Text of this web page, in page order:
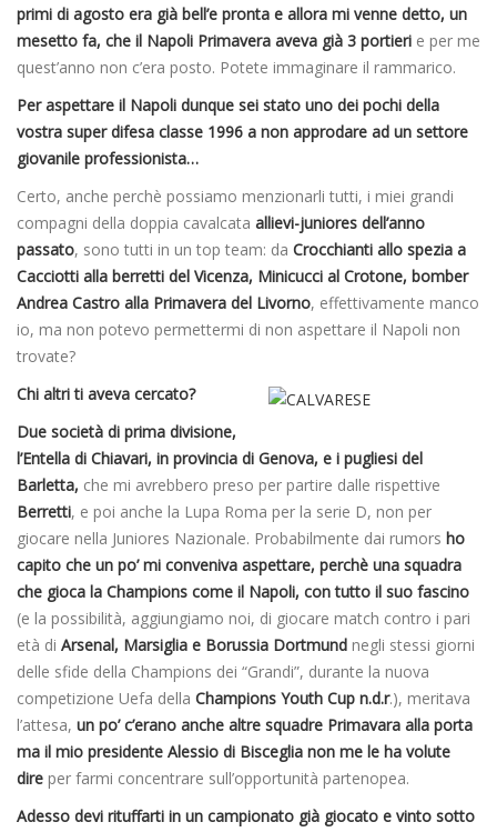
primi di agosto era già bell’e pronta e allora mi venne detto, un
mesetto fa, che il Napoli Primavera aveva già 3 portieri e per me
quest’anno non c’era posto. Potete immaginare il rammarico.
Per aspettare il Napoli dunque sei stato uno dei pochi della
vostra super difesa classe 1996 a non approdare ad un settore
giovanile professionista…
Certo, anche perchè possiamo menzionarli tutti, i miei grandi
compagni della doppia cavalcata allievi-juniores dell’anno
passato, sono tutti in un top team: da Crocchianti allo spezia a
Cacciotti alla berretti del Vicenza, Minicucci al Crotone, bomber
Andrea Castro alla Primavera del Livorno, effettivamente manco
io, ma non potevo permettermi di non aspettare il Napoli non
trovate?
Chi altri ti aveva cercato?
Due società di prima divisione,
l’Entella di Chiavari, in provincia di Genova, e i pugliesi del
Barletta, che mi avrebbero preso per partire dalle rispettive
Berretti, e poi anche la Lupa Roma per la serie D, non per
giocare nella Juniores Nazionale. Probabilmente dai rumors ho
capito che un po’ mi conveniva aspettare, perchè una squadra
che gioca la Champions come il Napoli, con tutto il suo fascino
(e la possibilità, aggiungiamo noi, di giocare match contro i pari
età di Arsenal, Marsiglia e Borussia Dortmund negli stessi giorni
delle sfide della Champions dei “Grandi”, durante la nuova
competizione Uefa della Champions Youth Cup n.d.r.), meritava
l’attesa, un po’ c’erano anche altre squadre Primavara alla porta
ma il mio presidente Alessio di Bisceglia non me le ha volute
dire per farmi concentrare sull’opportunità partenopea.
Adesso devi rituffarti in un campionato già giocato e vinto sotto